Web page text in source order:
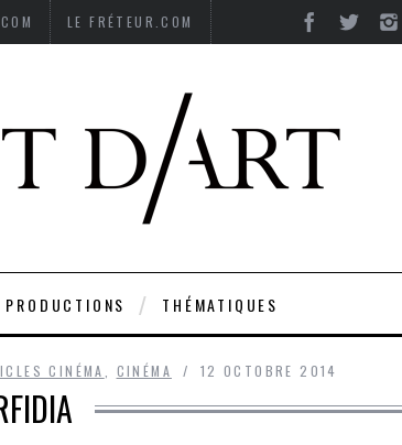
LE FRÉTEUR.COM
PRODUCTIONS THÉMATIQUES
CINÉMA CINÉMA 12 OCTOBRE 2014